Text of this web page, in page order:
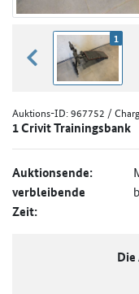
zurück blättern
1
Auktions-ID:967752 /
1 Crivit Trainingsbank
Auktionsende:
verbleibende
Zeit: